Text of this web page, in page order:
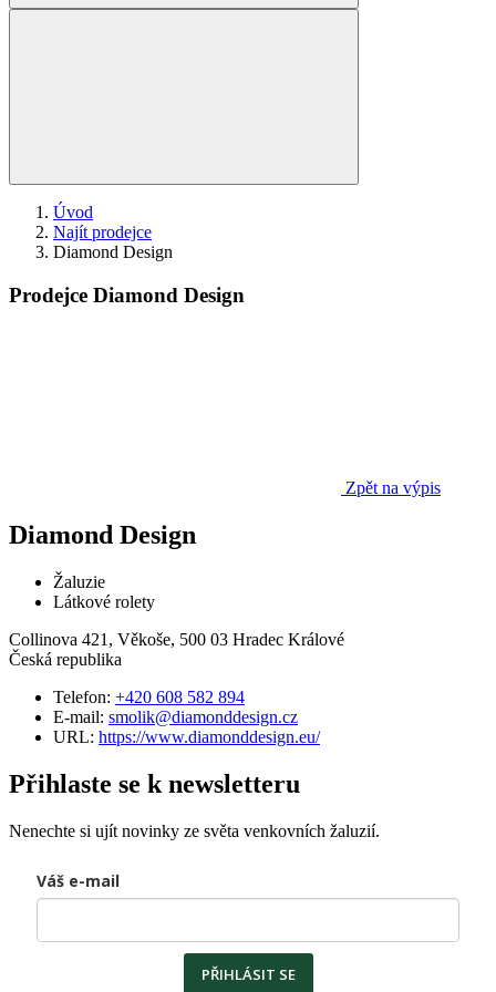
Úvod
Najít prodejce
Diamond Design
Prodejce Diamond Design
Zpět na výpis
Diamond Design
Žaluzie
Látkové rolety
Collinova 421, Věkoše, 500 03 Hradec Králové
Česká republika
Telefon: +420 608 582 894
E-mail: smolik@diamonddesign.cz
URL: https://www.diamonddesign.eu/
Přihlaste se k newsletteru
Nenechte si ujít novinky ze světa venkovních žaluzií.
Váš e-mail
PŘIHLÁSIT SE